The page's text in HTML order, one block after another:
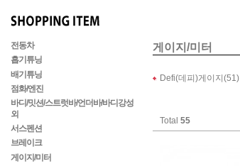
전동차
흡기튜닝
배기튜닝
점화/엔진
바디/밋션/스트럿바/언더바/바디강성
외
서스펜션
브레이크
게이지/미터
게이지/미터
Defi(데피)게이지(51)
Total 55